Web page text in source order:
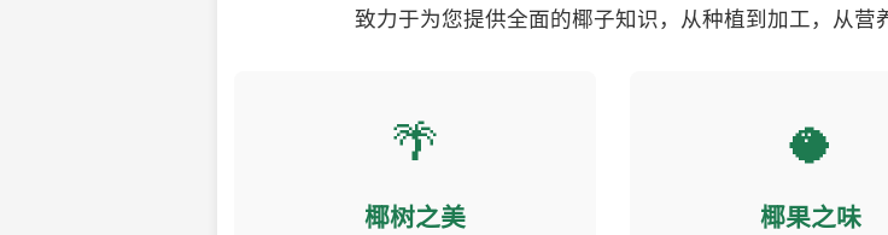
致力于为您提供全面的椰子知识，从种植到加工，从营
🌴
椰树之美
🥥
椰果之味